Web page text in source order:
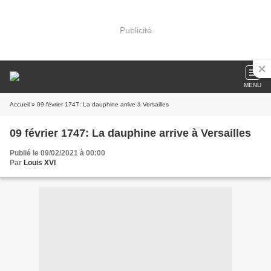
Publicité
MENU
Accueil » 09 février 1747: La dauphine arrive à Versailles
09 février 1747: La dauphine arrive à Versailles
Publié le 09/02/2021 à 00:00
Par Louis XVI